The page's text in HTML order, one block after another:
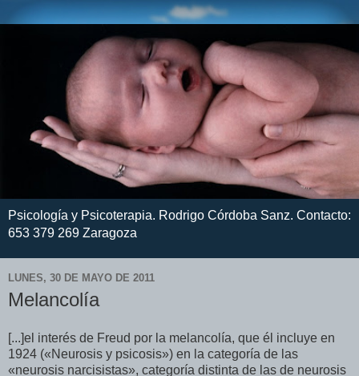
Psicología y Psicoterapia. Rodrigo Córdoba Sanz. Contacto:
653 379 269 Zaragoza
LUNES, 30 DE MAYO DE 2011
Melancolía
[...]el interés de Freud por la melancolía, que él incluye en
1924 («Neurosis y psicosis») en la categoría de las
«neurosis narcisistas», categoría distinta de las de neurosis